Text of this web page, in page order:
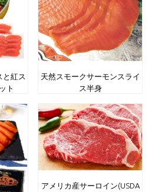
と紅ス
ト
天然スモークサーモンスライ
ス半身
アメリカ産サーロイン(USDA